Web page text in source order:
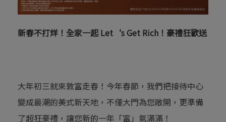
新春不打烊！全家一起 Let‘s Get Rich！豪禮狂歡送
大年初三就來敦富走春！今年春節，我們把接待中心
變成最潮的美式新天地，不僅大門為您敞開，更準備
了超狂豪禮，讓您新的一年「富」氣滿滿！